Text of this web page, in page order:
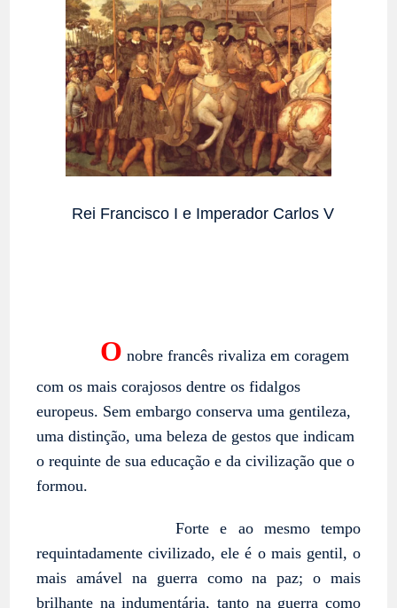
Rei Francisco I e Imperador Carlos V
O nobre francês rivaliza em coragem
com os mais corajosos dentre os fidalgos
europeus. Sem embargo conserva uma gentileza,
uma distinção, uma beleza de gestos que indicam
o requinte de sua educação e da civilização que o
formou.
Forte e ao mesmo tempo
requintadamente civilizado, ele é o mais gentil, o
mais amável na guerra como na paz; o mais
brilhante na indumentária, tanto na guerra como